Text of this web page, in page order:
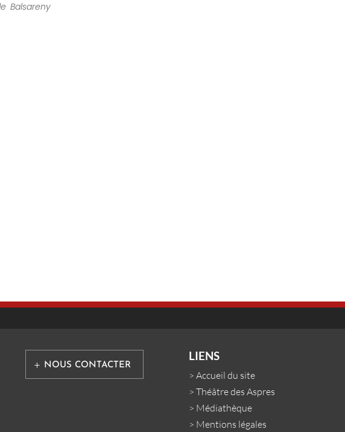
Balsareny
NOUS CONTACTER
LIENS
>Accueil du site
>Théâtre des Aspres
> Médiathèque
> Mentions légales